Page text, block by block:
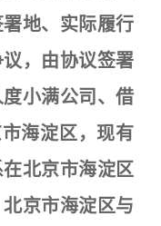
地、实际履行
，由协议签署
小满公司、借
海淀区，现有
北京市海淀区
京市海淀区与